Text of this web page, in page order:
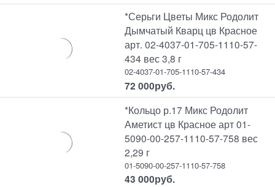
*Серьги Цветы Микс Родолит
Дымчатый Кварц цв Красное
арт. 02-4037-01-705-1110-57-
434 вес 3,8 г
02-4037-01-705-1110-57-434
72 000руб.
*Кольцо р.17 Микс Родолит
Аметист цв Красное арт 01-
5090-00-257-1110-57-758 вес
2,29 г
01-5090-00-257-1110-57-758
43 000руб.